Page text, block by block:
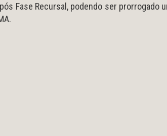
Fase Recursal, podendo ser prorrogado